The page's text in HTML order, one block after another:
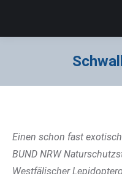
Einen schon fast
BUND NRW
Westfälischer